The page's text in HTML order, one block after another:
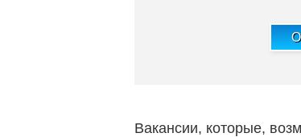
Вакансии, которые,